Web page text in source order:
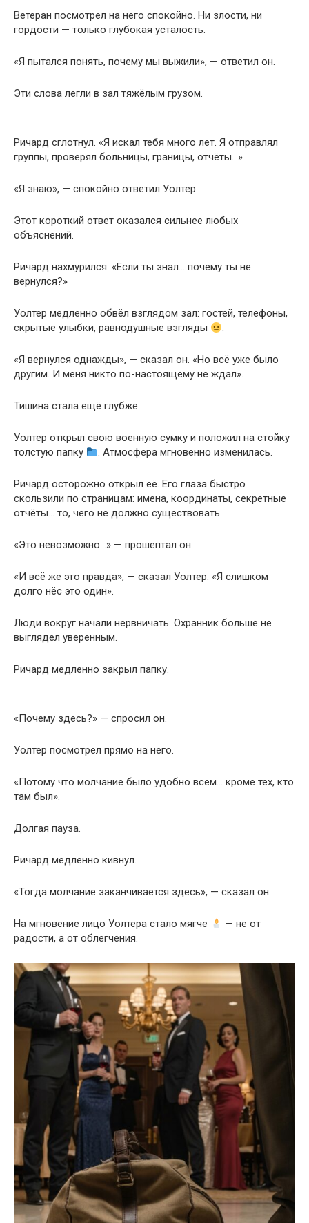
Ветеран посмотрел на него спокойно. Ни злости, ни
гордости — только глубокая усталость.
«Я пытался понять, почему мы выжили», — ответил он.
Эти слова легли в зал тяжёлым грузом.
Ричард сглотнул. «Я искал тебя много лет. Я отправлял
группы, проверял больницы, границы, отчёты…»
«Я знаю», — спокойно ответил Уолтер.
Этот короткий ответ оказался сильнее любых
объяснений.
Ричард нахмурился. «Если ты знал… почему ты не
вернулся?»
Уолтер медленно обвёл взглядом зал: гостей, телефоны,
скрытые улыбки, равнодушные взгляды
.
«Я вернулся однажды», — сказал он. «Но всё уже было
другим. И меня никто по-настоящему не ждал».
Тишина стала ещё глубже.
Уолтер открыл свою военную сумку и положил на стойку
толстую папку
. Атмосфера мгновенно изменилась.
Ричард осторожно открыл её. Его глаза быстро
скользили по страницам: имена, координаты, секретные
отчёты… то, чего не должно существовать.
«Это невозможно…» — прошептал он.
«И всё же это правда», — сказал Уолтер. «Я слишком
долго нёс это один».
Люди вокруг начали нервничать. Охранник больше не
выглядел уверенным.
Ричард медленно закрыл папку.
«Почему здесь?» — спросил он.
Уолтер посмотрел прямо на него.
«Потому что молчание было удобно всем… кроме тех, кто
там был».
Долгая пауза.
Ричард медленно кивнул.
«Тогда молчание заканчивается здесь», — сказал он.
На мгновение лицо Уолтера стало мягче
— не от
радости, а от облегчения.